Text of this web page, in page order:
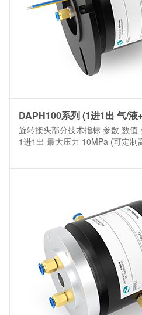
DAPH100系列 (1进1出 气/液
旋转接头部分技术指标 参数 数值
1进1出 最大压力 10MPa (可定